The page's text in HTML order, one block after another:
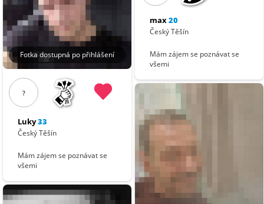
Fotka dostupná po přihlášení
?
Luky33
Český Těšín
Mám zájem se poznávat se
všemi
max20
Český Těšín
Mám zájem se poznávat se
všemi